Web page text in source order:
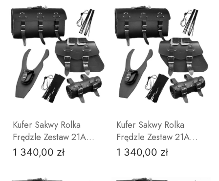
DO KOSZYKA DO KOSZYKA
Kufer Sakwy Rolka
Frędzle Zestaw 21A
YAMAHA DRAG STAR
Cena
1 340,00 zł
Kufer Sakwy Rolka
Frędzle Zestaw 21A
YAMAHA DRAG STAR
Cena
1 340,00 zł